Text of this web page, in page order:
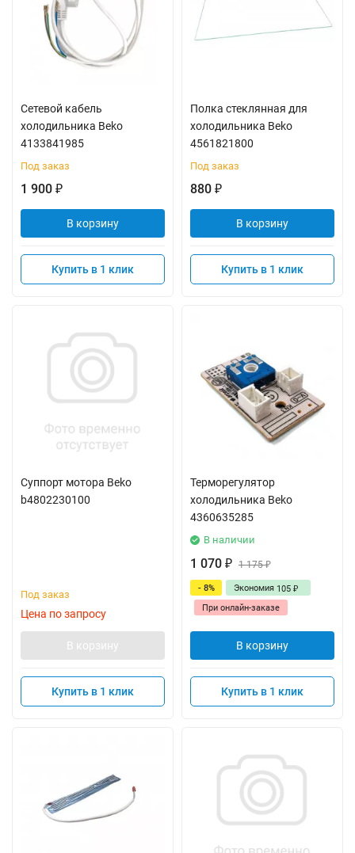
Сетевой кабель
холодильника Beko
4133841985
Под заказ
1 900 ₽
В корзину
Купить в 1 клик
Полка стеклянная для
холодильника Beko
4561821800
Под заказ
880 ₽
В корзину
Купить в 1 клик
Суппорт мотора Beko
b4802230100
Под заказ
Цена по запросу
В корзину
Купить в 1 клик
Терморегулятор
холодильника Beko
4360635285
В наличии
1 070 ₽ 1 175₽
- 8% Экономия 105 ₽
При онлайн-заказе
В корзину
Купить в 1 клик